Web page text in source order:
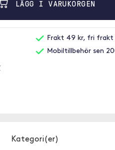
LÄGG I VARUKORGEN
Frakt 49 kr, fri frakt
Mobiltillbehör sen
Kategori(er)